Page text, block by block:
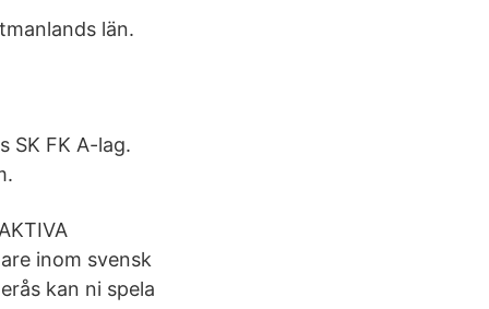
län.
SK FK A-lag.
inom svensk
kan ni spela